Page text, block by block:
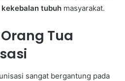
kekebalan tubuh masyarakat.
Tua
sangat bergantung pada